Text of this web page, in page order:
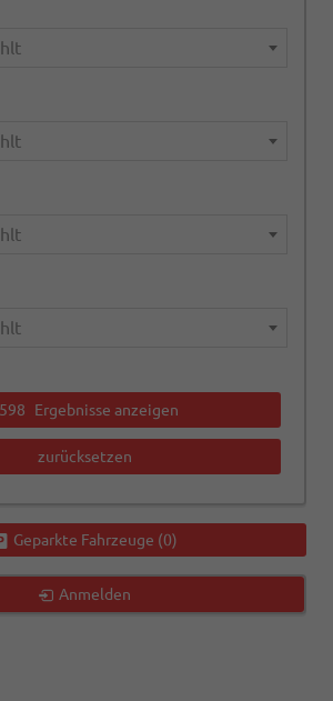
Ergebnisse anzeigen
zurücksetzen
Geparkte Fahrzeuge (0)
Anmelden